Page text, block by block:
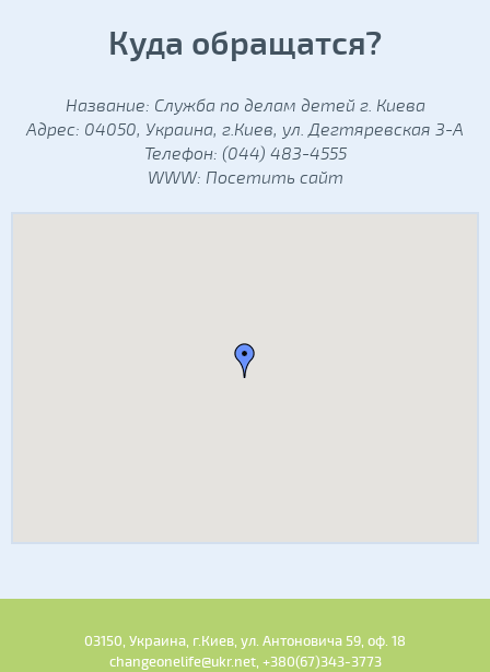
Куда обращатся?
Название: Служба по делам детей г. Киева
Адрес: 04050, Украина, г.Киев, ул. Дегтяревская 3-А
Телефон: (044) 483-4555
WWW: Посетить сайт
03150, Украина, г.Киев, ул. Антоновича 59, оф. 18
changeonelife@ukr.net, +380(67)343-3773